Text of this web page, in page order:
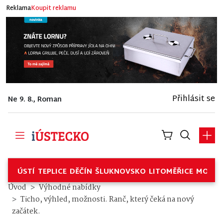
ReklamaKoupit reklamu
Ne 9. 8., Roman Přihlásit se
ÚSTÍ TEPLICE DĚČÍN ŠLUKNOVSKO LITOMĚŘICE
Ticho, výhled, možnosti. Ranč,
Úvod
Výhodné nabídky
Ticho, výhled, možnosti. Ranč, který čeká na nový
začátek.